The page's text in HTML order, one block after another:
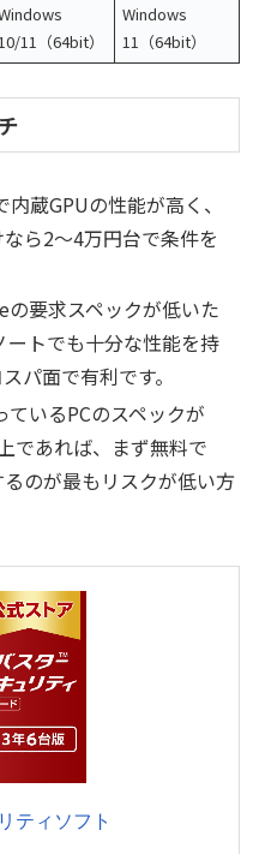
10/11（64bit）
Windows
11（64bit）
蔵GPUの性能が高く、
ら2〜4万円台で条件を
の要求スペックが低いた
トでも十分な性能を持
パ面で有利です。
ているPCのスペックが
であれば、まず無料で
のが最もリスクが低い方
ティソフト